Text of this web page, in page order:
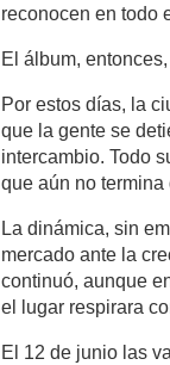
reconocen en todo
El álbum,
Por estos días, la
que la gente se
intercambio. Todo
que aún no termina
La dinámica, sin
mercado ante la
continuó, aunque
el lugar respirara
El 12 de junio las